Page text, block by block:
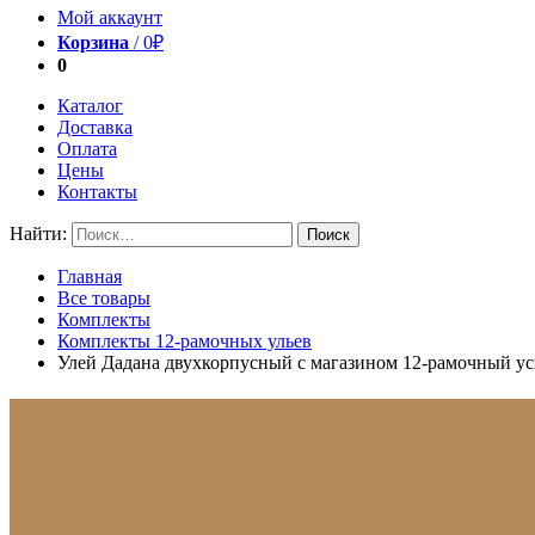
Мой аккаунт
Корзина /0₽
0
Каталог
Доставка
Оплата
Цены
Контакты
Найти:
Главная
Все товары
Комплекты
Комплекты 12-рамочных ульев
Улей Дадана двухкорпусный с магазином 12-рамочный